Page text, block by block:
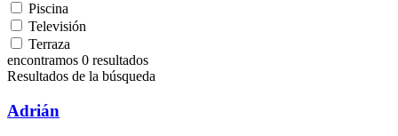
Piscina
Televisión
Terraza
encontramos 0 resultados
Resultados de la búsqueda
Adrián